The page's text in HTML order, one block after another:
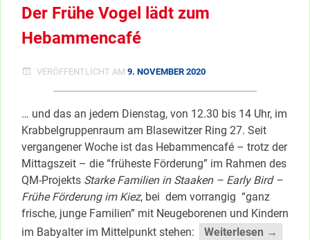
FRÜHE
FÖRDERUNG
…
Der Frühe Vogel lädt zum
Hebammencafé
VERÖFFENTLICHT AM 9. NOVEMBER 2020
… und das an jedem Dienstag, von 12.30 bis 14 Uhr, im
Krabbelgruppenraum am Blasewitzer Ring 27. Seit
vergangener Woche ist das Hebammencafé – trotz der
Mittagszeit – die “früheste Förderung” im Rahmen des
QM-Projekts Starke Familien in Staaken – Early Bird –
Frühe Förderung im Kiez, bei dem vorrangig “ganz
frische, junge Familien” mit Neugeborenen und Kindern
im Babyalter im Mittelpunkt stehen:
Weiterlesen →